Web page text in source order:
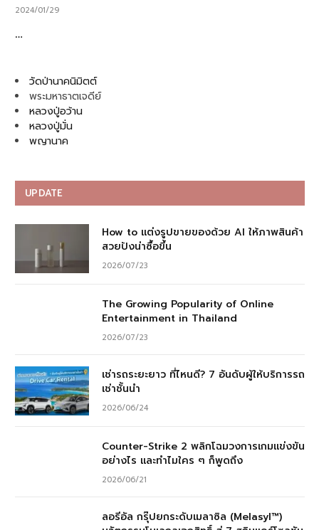
2024/01/29
…
วัดป่านาคนิมิตต์
พระมหาธาตเจดีย์
หลวงปู่อว้าน
หลวงปู่มั่น
พญานาค
UPDATE
How to แต่งรูปขายของด้วย AI ให้ภาพสินค้า
สวยปังน่าซื้อขึ้น
2026/07/23
The Growing Popularity of Online
Entertainment in Thailand
2026/07/23
เช่ารถระยะยาว ที่ไหนดี? 7 อันดับผู้ให้บริการรถ
เช่าชั้นนำ
2026/06/24
Counter-Strike 2 พลิกโฉมวงการเกมแข่งขัน
อย่างไร และทำไมใคร ๆ ก็พูดถึง
2026/06/21
ลอรีอัล กรุ๊ปยกระดับเมลาซิล (Melasyl™)